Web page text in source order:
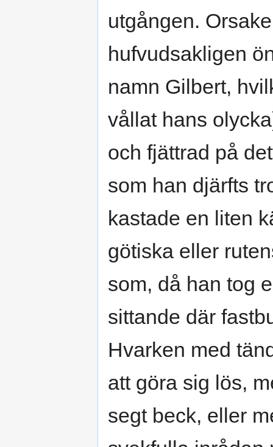
utgången.
hufvudsakligen
namn Gilbert,
vållat hans
och fjättrad på
som han djärfts
kastade en liten
götiska eller
som, då han tog
sittande där
Hvarken med
att göra sig lös,
segt beck, eller